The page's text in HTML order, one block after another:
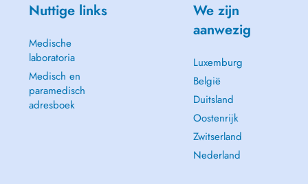
Nuttige links
Medische
laboratoria
Medisch en
paramedisch
adresboek
We zijn
aanwezig
Luxemburg
België
Duitsland
Oostenrijk
Zwitserland
Nederland